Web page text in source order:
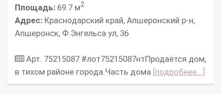
Площадь: 69.7 м2
Адрес: Краснодарский край, Апшеронский р-н,
Апшеронск, Ф.Энгельса ул, 36
Арт. 75215087 #лот75215087нтПродаётся дом,
в тихом районе города.Часть дома [подробнее...]